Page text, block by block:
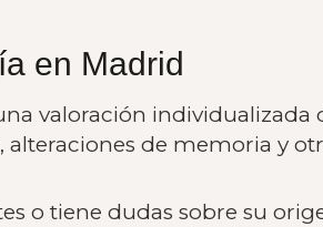
en Madrid
valoración
alteraciones de memoria y
o tiene dudas sobre su